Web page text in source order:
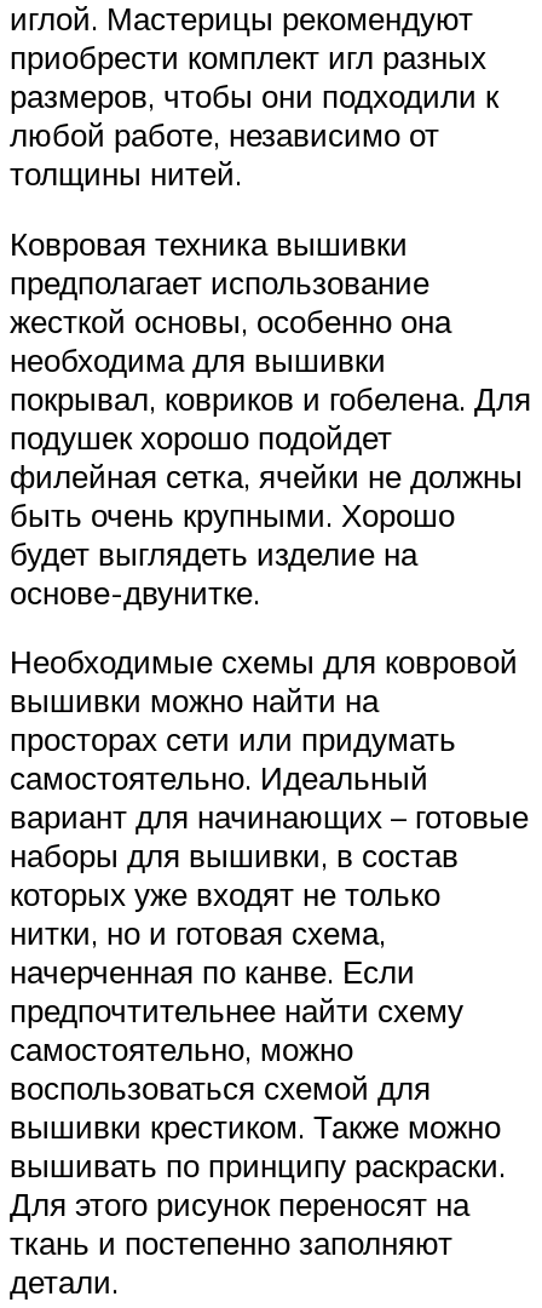
иглой. Мастерицы рекомендуют
приобрести комплект игл разных
размеров, чтобы они подходили к
любой работе, независимо от
толщины нитей.
Ковровая техника вышивки
предполагает использование
жесткой основы, особенно она
необходима для вышивки
покрывал, ковриков и гобелена. Для
подушек хорошо подойдет
филейная сетка, ячейки не должны
быть очень крупными. Хорошо
будет выглядеть изделие на
основе-двунитке.
Необходимые схемы для ковровой
вышивки можно найти на
просторах сети или придумать
самостоятельно. Идеальный
вариант для начинающих – готовые
наборы для вышивки, в состав
которых уже входят не только
нитки, но и готовая схема,
начерченная по канве. Если
предпочтительнее найти схему
самостоятельно, можно
воспользоваться схемой для
вышивки крестиком. Также можно
вышивать по принципу раскраски.
Для этого рисунок переносят на
ткань и постепенно заполняют
детали.